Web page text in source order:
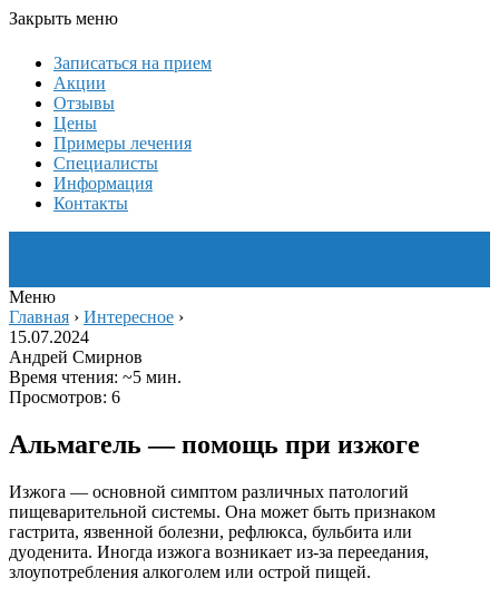
Закрыть меню
Записаться на прием
Акции
Отзывы
Цены
Примеры лечения
Специалисты
Информация
Контакты
Меню
Главная › Интересное ›
15.07.2024
Андрей Смирнов
Время чтения: ~5 мин.
Просмотров: 6
Альмагель — помощь при изжоге
Изжога — основной симптом различных патологий
пищеварительной системы. Она может быть признаком
гастрита, язвенной болезни, рефлюкса, бульбита или
дуоденита. Иногда изжога возникает из-за переедания,
злоупотребления алкоголем или острой пищей.